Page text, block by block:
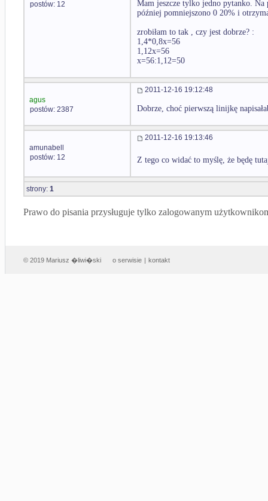
postów: 12
Mam jeszcze tylko jedno pytanko.
później pomniejszono 0 20% i
zrobiłam to tak , czy jest dobrze? :
1,4*0,8x=56
1,12x=56
x=56:1,12=50
agus
postów: 2387
2011-12-16 19:12:48
Dobrze, choć pierwszą linijkę
amunabell
postów: 12
2011-12-16 19:13:46
Z tego co widać to myślę, że będę
strony: 1
Prawo do pisania przysługuje tylko zalogowanym
© 2019 Mariusz �liwi�ski o serwisie | kontakt